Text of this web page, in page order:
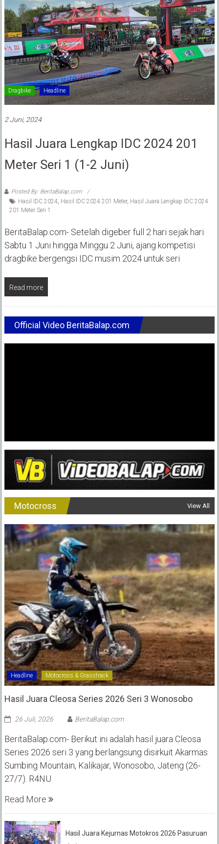
Dragbike Headline
2 Juni, 2024
Hasil Juara Lengkap IDC 2024 201
Meter Seri 1 (1-2 Juni)
Posted By: BeritaBalap.com
Hasil IDC 2024, Hasil IDC 2024 201 Meter, Hasil Juara Lengkap IDC 2024
201 Meter Seri 1
BeritaBalap.com- Setelah digeber full 2 hari sejak hari
Sabtu 1 Juni hingga Minggu 2 Juni, ajang kompetisi
dragbike bergengsi IDC musim 2024 untuk seri
Read more
Official Video BeritaBalap.com
Motocross View All
Headline Motocross & Grasstrack
Hasil Juara Cleosa Series 2026 Seri 3 Wonosobo ‎
26 Juli, 2026 BeritaBalap.com
BeritaBalap.com- Berikut ini adalah hasil juara Cleosa
Series 2026 seri 3 yang berlangsung disirkuit Akarmas
Sumbing Mountain, Kalikajar, Wonosobo, Jateng (26-
27/7). R4NU
Read More
Hasil Juara Kejurnas Motokros 2026 Pasuruan